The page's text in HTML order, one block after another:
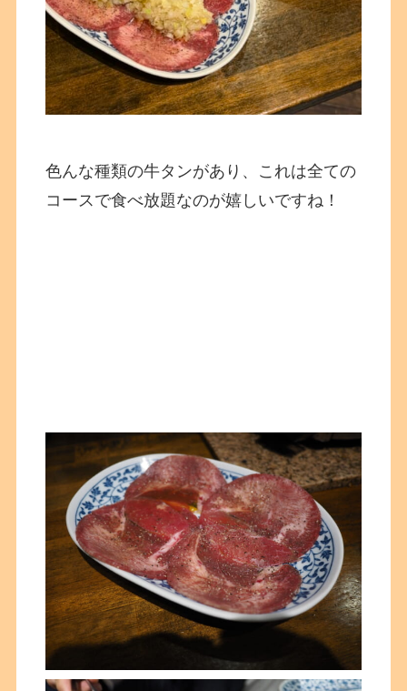
色んな種類の牛タンがあり、これは全ての
コースで食べ放題なのが嬉しいですね！